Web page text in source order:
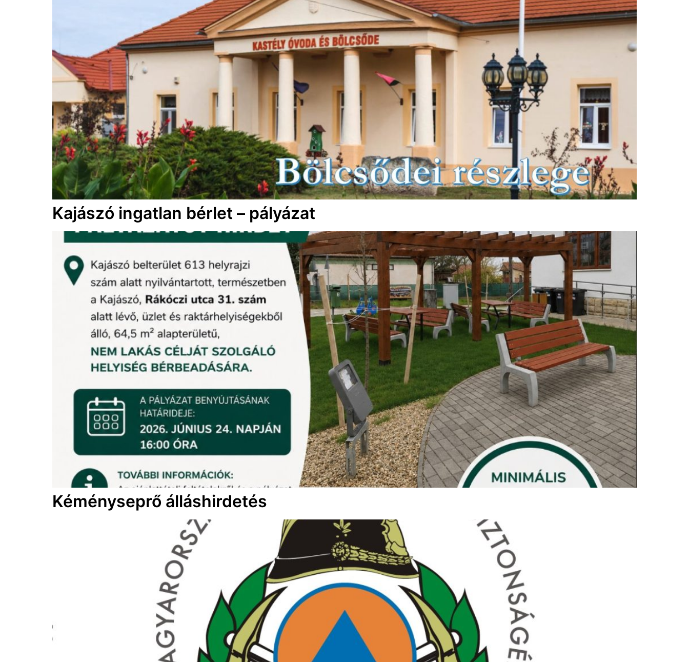
Kajászó ingatlan bérlet – pályázat
Kéményseprő álláshirdetés